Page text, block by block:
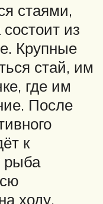
стаями,
из
Крупные
стай, им
где им
После
к
рыба
ходу.